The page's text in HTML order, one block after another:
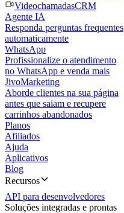
VideochamadasCRM
Agente IA
Responda perguntas frequentes
automaticamente
WhatsApp
Profissionalize o atendimento
no WhatsApp e venda mais
JivoMarketing
Aborde clientes na sua página
antes que saiam e recupere
carrinhos abandonados
Planos
Afiliados
Ajuda
Aplicativos
Blog
Recursos
API para desenvolvedores
Soluções integradas e prontas